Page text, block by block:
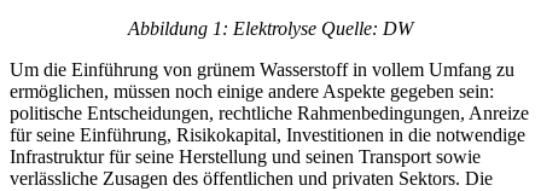
Abbildung 1: Elektrolyse Quelle: DW
Um die Einführung von grünem Wasserstoff in vollem Umfang zu
ermöglichen, müssen noch einige andere Aspekte gegeben sein:
politische Entscheidungen, rechtliche Rahmenbedingungen, Anreize
für seine Einführung, Risikokapital, Investitionen in die notwendige
Infrastruktur für seine Herstellung und seinen Transport sowie
verlässliche Zusagen des öffentlichen und privaten Sektors. Die